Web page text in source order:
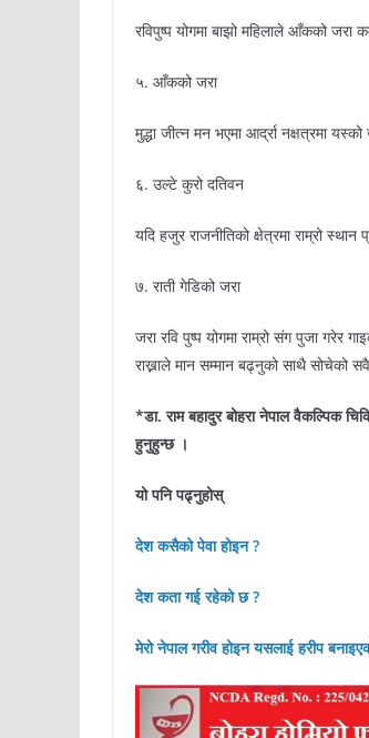
रविपुष्प योगमा बाझो महिलाले आँकको जरा
५. आँकको जरा
मुद्धा जीत्न मन भएमा आर्द्रा नक्षत्रमा
६. उल्टे कुरो दतिवन
यदि हजुर राजनीतिको क्षेत्रमा राम्रो
७. राती गेडिको जरा
जरा रवि पुष्प योगमा राम्रो संग पुजा गरेर
राख्नाले मान सम्मान बढ्नुको साथै सोचेको
*डा. राम बहादुर बोहरा नेपाल वैकल्पिक
हुनुहुन्छ ।
यो पनि पढ्नुहोस्
देश कसैको पेवा होइन ?
देश कता गई रहेको छ ?
मेरो नेपाल गरीव होइन यसलाई हरीप